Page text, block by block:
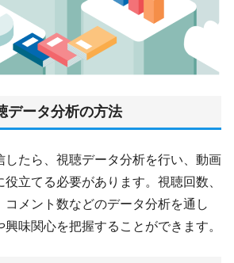
データ分析の方法
したら、視聴データ分析を行い、動画
立てる必要があります。視聴回数、
コメント数などのデータ分析を通し
味関心を把握することができます。